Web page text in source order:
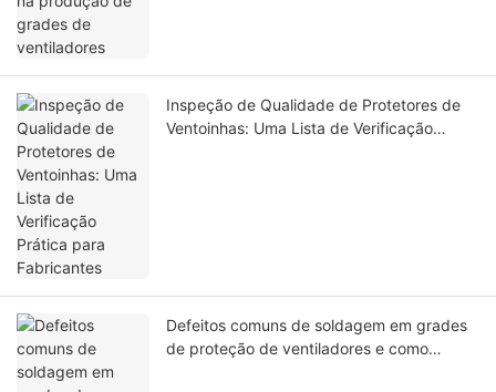
Inspeção de Qualidade de Protetores de
Ventoinhas: Uma Lista de Verificação
Defeitos comuns de soldagem em grades
de proteção de ventiladores e como